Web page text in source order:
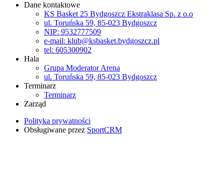
Dane kontaktowe
KS Basket 25 Bydgoszcz Ekstraklasa Sp. z o.o
ul. Toruńska 59, 85-023 Bydgoszcz
NIP: 9532777509
e-mail: klub@ksbasket.bydgoszcz.pl
tel: 605300902
Hala
Grupa Moderator Arena
ul. Toruńska 59, 85-023 Bydgoszcz
Terminarz
Terminarz
Zarząd
Polityka prywatności
Obsługiwane przez SportCRM